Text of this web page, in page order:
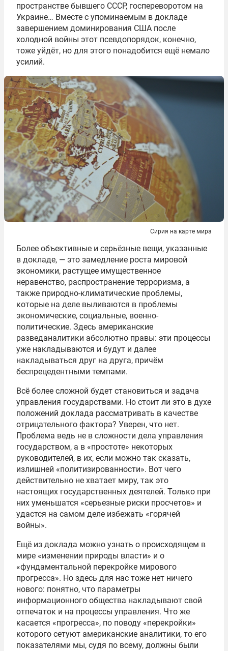
пространстве бывшего СССР, госпереворотом на
Украине… Вместе с упоминаемым в докладе
завершением доминирования США после
холодной войны этот псевдопорядок, конечно,
тоже уйдёт, но для этого понадобится ещё немало
усилий.
Сирия на карте мира
Более объективные и серьёзные вещи, указанные
в докладе, — это замедление роста мировой
экономики, растущее имущественное
неравенство, распространение терроризма, а
также природно-климатические проблемы,
которые на деле выливаются в проблемы
экономические, социальные, военно-
политические. Здесь американские
разведаналитики абсолютно правы: эти процессы
уже накладываются и будут и далее
накладываться друг на друга, причём
беспрецедентными темпами.
Всё более сложной будет становиться и задача
управления государствами. Но стоит ли это в духе
положений доклада рассматривать в качестве
отрицательного фактора? Уверен, что нет.
Проблема ведь не в сложности дела управления
государством, а в «простоте» некоторых
руководителей, в их, если можно так сказать,
излишней «политизированности». Вот чего
действительно не хватает миру, так это
настоящих государственных деятелей. Только при
них уменьшатся «серьезные риски просчетов» и
удастся на самом деле избежать «горячей
войны».
Ещё из доклада можно узнать о происходящем в
мире «изменении природы власти» и о
«фундаментальной перекройке мирового
прогресса». Но здесь для нас тоже нет ничего
нового: понятно, что параметры
информационного общества накладывают свой
отпечаток и на процессы управления. Что же
касается «прогресса», по поводу «перекройки»
которого сетуют американские аналитики, то его
показателями мы, судя по всему, должны были